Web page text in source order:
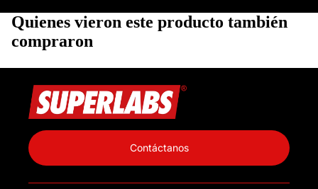
Quienes vieron este producto también
compraron
Contáctanos
Información de contacto
Política de reembolso
Términos del servicio